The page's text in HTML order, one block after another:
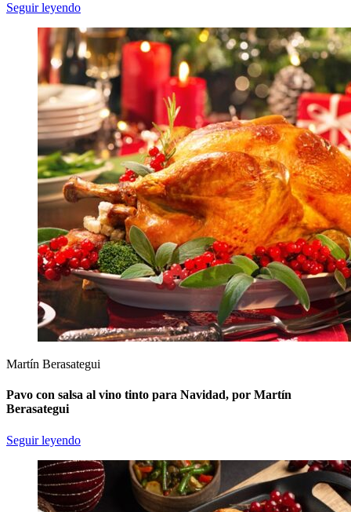
Seguir leyendo
Martín Berasategui
Pavo con salsa al vino tinto para Navidad, por Martín
Berasategui
Seguir leyendo